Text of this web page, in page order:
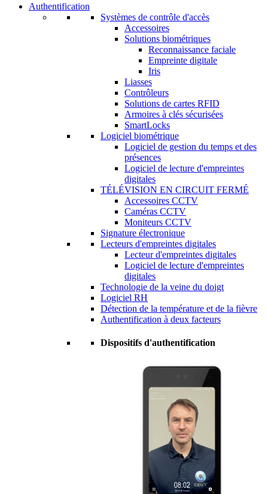
Authentification
Systèmes de contrôle d'accès
Accessoires
Solutions biométriques
Reconnaissance faciale
Empreinte digitale
Iris
Liasses
Contrôleurs
Solutions de cartes RFID
Armoires à clés sécurisées
SmartLocks
Logiciel biométrique
Logiciel de gestion du temps et des
présences
Logiciel de lecture d'empreintes
digitales
TÉLÉVISION EN CIRCUIT FERMÉ
Accessoires CCTV
Caméras CCTV
Moniteurs CCTV
Signature électronique
Lecteurs d'empreintes digitales
Lecteur d'empreintes digitales
Logiciel de lecture d'empreintes
digitales
Technologie de la veine du doigt
Logiciel RH
Détection de la température et de la fièvre
Authentification à deux facteurs
Dispositifs d'authentification